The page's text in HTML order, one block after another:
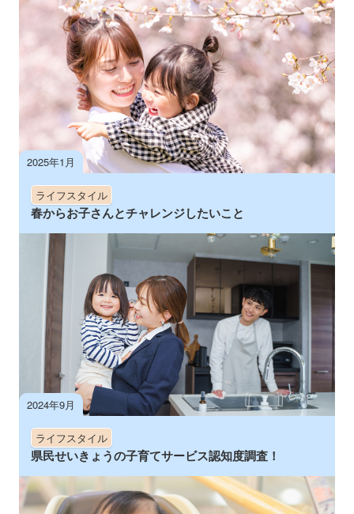
2025年1月
ライフスタイル
春からお子さんとチャレンジしたいこと
2024年9月
ライフスタイル
県民せいきょうの子育てサービス認知度調査！